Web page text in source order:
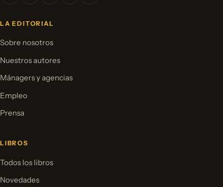
LA EDITORIAL
Sobre nosotros
Nuestros autores
Mánagers y agencias
Empleo
Prensa
LIBROS
Todos los libros
Novedades